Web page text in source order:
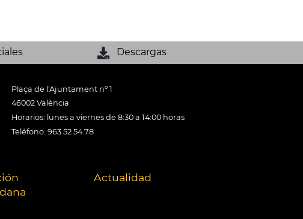
Descargas
Plaça de l'Ajuntament nº 1
46002 València
Horarios: lunes a viernes de 8:30 a 14:00 horas
Teléfono: 963 52 54 78
Actualidad